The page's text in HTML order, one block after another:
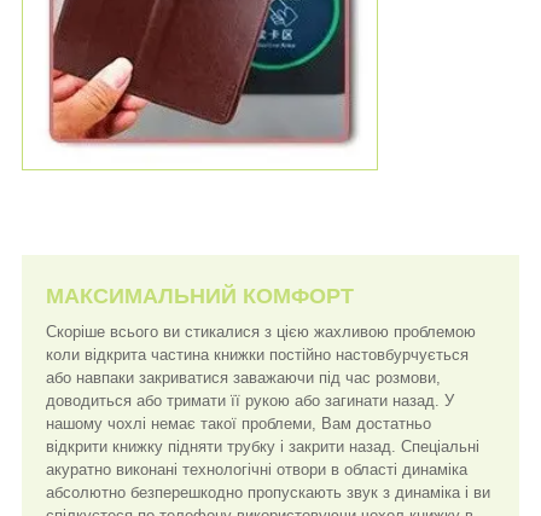
МАКСИМАЛЬНИЙ КОМФОРТ
Скоріше всього ви стикалися з цією жахливою проблемою
коли відкрита частина книжки постійно настовбурчується
або навпаки закриватися заважаючи під час розмови,
доводиться або тримати її рукою або загинати назад. У
нашому чохлі немає такої проблеми, Вам достатньо
відкрити книжку підняти трубку і закрити назад. Спеціальні
акуратно виконані технологічні отвори в області динаміка
абсолютно безперешкодно пропускають звук з динаміка і ви